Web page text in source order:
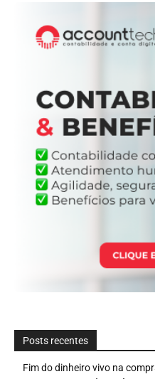
Posts recentes
Fim do dinheiro vivo na